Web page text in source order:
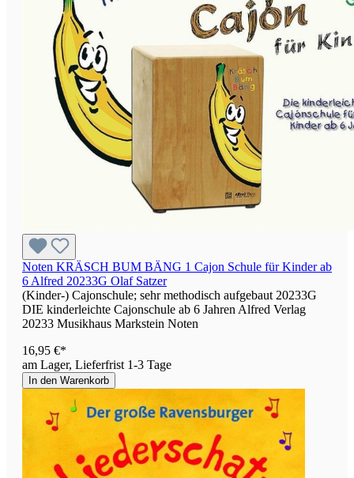
Noten KRÄSCH BUM BÄNG 1 Cajon Schule für Kinder ab
6 Alfred 20233G Olaf Satzer
(Kinder-) Cajonschule; sehr methodisch aufgebaut 20233G
DIE kinderleichte Cajonschule ab 6 Jahren Alfred Verlag
20233 Musikhaus Markstein Noten
16,95 €*
am Lager, Lieferfrist 1-3 Tage
In den Warenkorb